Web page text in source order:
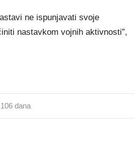
ne ispunjavati svoje
nastavkom vojnih aktivnosti”,
dana